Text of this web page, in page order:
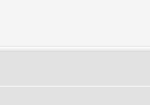
von-den-kasseler-bergen